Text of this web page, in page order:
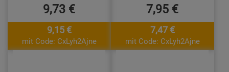
9,73 €
9,15 €
mit Code: CxLyh2Ajne
7,95 €
7,47 €
mit Code: CxLyh2Ajne